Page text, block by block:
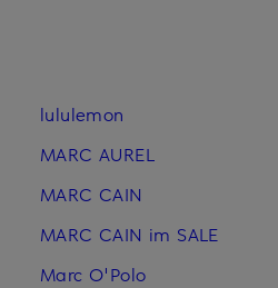
lululemon
MARC AUREL
MARC CAIN
MARC CAIN im SALE
Marc O'Polo